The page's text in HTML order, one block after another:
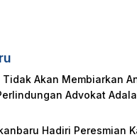
Tidak Akan Membiarkan
Advokat
Hadiri Peresmian